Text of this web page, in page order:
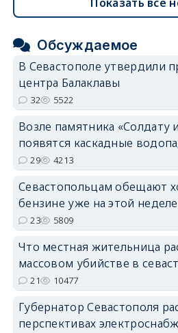
Обсуждаемое
В Севастополе утвердили
центра Балаклавы
32 5522
Возле памятника «Солдату
появятся каскадные
29 4213
Севастопольцам обещают
бензине уже на этой неделе
23 5809
Что местная жительница
массовом убийстве в
21 10477
Губернатор Севастополя
перспективах